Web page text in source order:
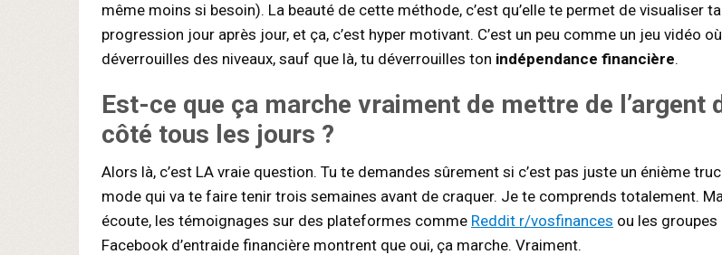
même moins si besoin). La beauté de cette méthode, c’est qu’elle te permet de visualiser ta
progression jour après jour, et ça, c’est hyper motivant. C’est un peu comme un jeu vidéo
déverrouilles des niveaux, sauf que là, tu déverrouilles ton indépendance financière.
Est-ce que ça marche vraiment de mettre de l’argent
côté tous les jours ?
Alors là, c’est LA vraie question. Tu te demandes sûrement si c’est pas juste un énième
mode qui va te faire tenir trois semaines avant de craquer. Je te comprends totalement.
écoute, les témoignages sur des plateformes comme Reddit r/vosfinances ou les groupes
Facebook d’entraide financière montrent que oui, ça marche. Vraiment.